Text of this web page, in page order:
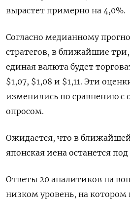
вырастет примерно на 4,0%.
Согласно медианному
стратегов, в ближайшие
единая валюта будет
$1,07, $1,08 и $1,11. Эти
изменились по сравнению с
опросом.
Ожидается, что в
японская иена останется
Ответы 20 аналитиков на
низком уровень, на котором